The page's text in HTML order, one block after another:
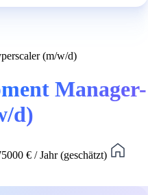
(m/w/d)
Manager-
d)
€ / Jahr (geschätzt)